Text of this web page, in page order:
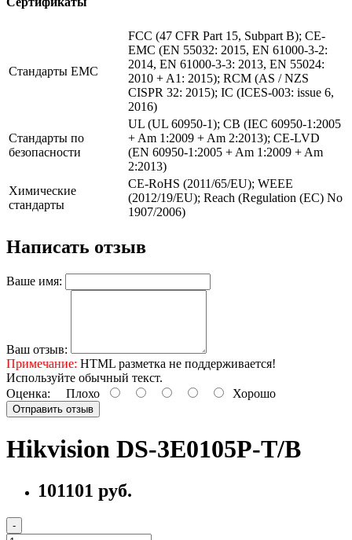
Стандарты EMC
FCC (47 CFR Part 15, Subpart B); CE-
EMC (EN 55032: 2015, EN 61000-3-2:
2014, EN 61000-3-3: 2013, EN 55024:
2010 + A1: 2015); RCM (AS / NZS
CISPR 32: 2015); IC (ICES-003: issue 6,
2016)
Стандарты по
безопасности
UL (UL 60950-1); CB (IEC 60950-1:2005
+ Am 1:2009 + Am 2:2013); CE-LVD
(EN 60950-1:2005 + Am 1:2009 + Am
2:2013)
Химические
стандарты
CE-RoHS (2011/65/EU); WEEE
(2012/19/EU); Reach (Regulation (EC) No
1907/2006)
Написать отзыв
Ваше имя:
Ваш отзыв:
Примечание: HTML разметка не поддерживается!
Используйте обычный текст.
Оценка: Плохо Хорошо
Отправить отзыв
Hikvision DS-3E0105P-T/B
101101 руб.